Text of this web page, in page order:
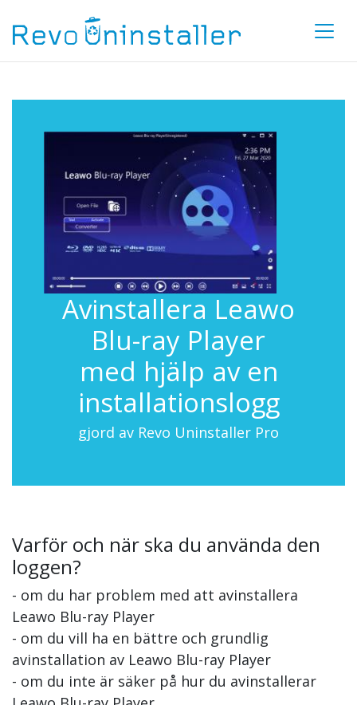
Avinstallera Leawo
Blu-ray Player
med hjälp av en
installationslogg
gjord av Revo Uninstaller Pro
Varför och när ska du använda den
loggen?
- om du har problem med att avinstallera
Leawo Blu-ray Player
- om du vill ha en bättre och grundlig
avinstallation av Leawo Blu-ray Player
- om du inte är säker på hur du avinstallerar